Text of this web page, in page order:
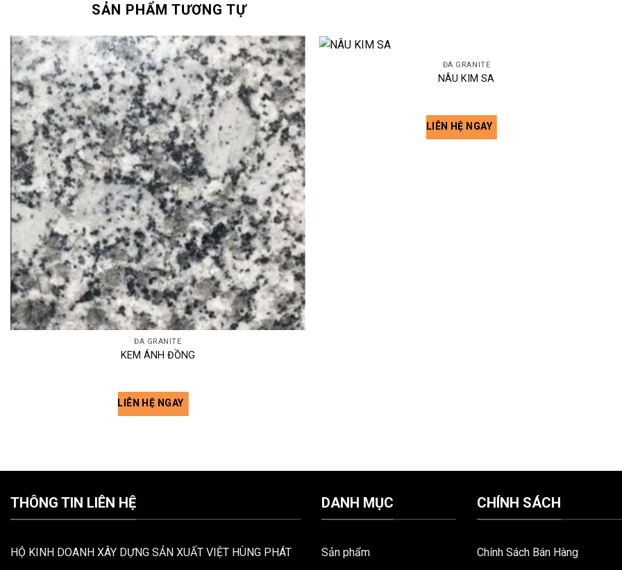
SẢN PHẨM TƯƠNG TỰ
ĐÁ GRANITE
KEM ÁNH ĐỒNG
LIÊN HỆ NGAY
ĐÁ GRANITE
NÂU KIM SA
LIÊN HỆ NGAY
THÔNG TIN LIÊN HỆ
HỘ KINH DOANH XÂY DỰNG SẢN XUẤT VIỆT HÙNG PHÁT
DANH MỤC
Sản phẩm
CHÍNH SÁCH
Chính Sách Bán Hàng